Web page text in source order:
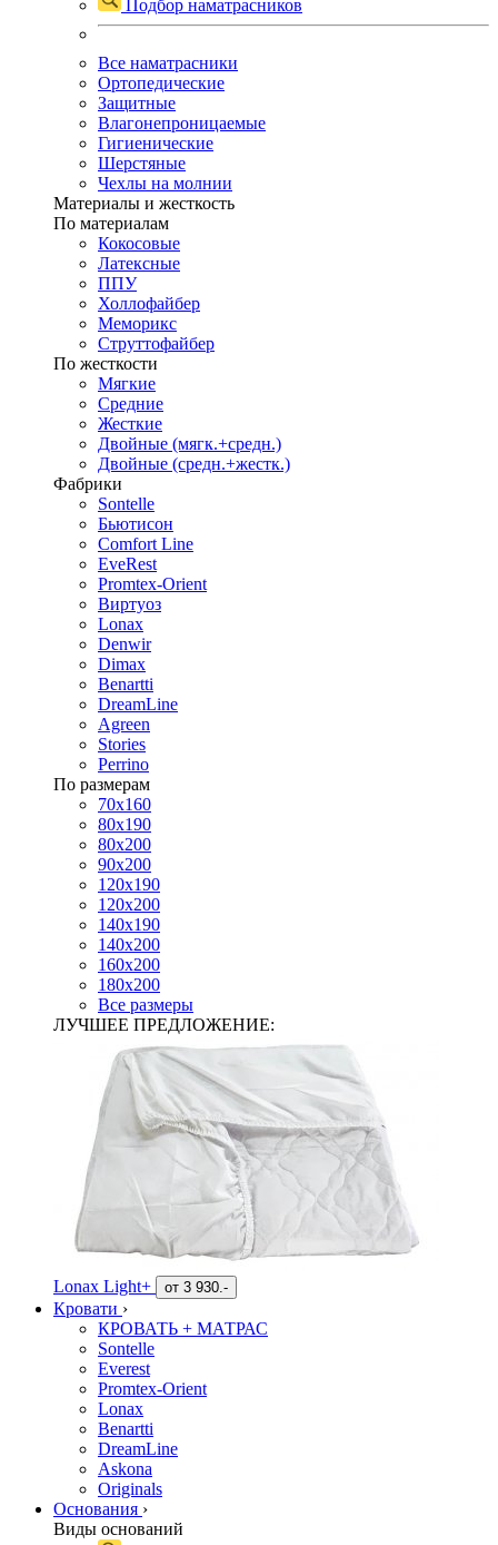
Подбор наматрасников
Все наматрасники
Ортопедические
Защитные
Влагонепроницаемые
Гигиенические
Шерстяные
Чехлы на молнии
Материалы и жесткость
По материалам
Кокосовые
Латексные
ППУ
Холлофайбер
Меморикс
Струттофайбер
По жесткости
Мягкие
Средние
Жесткие
Двойные (мягк.+средн.)
Двойные (средн.+жестк.)
Фабрики
Sontelle
Бьютисон
Comfort Line
EveRest
Promtex-Orient
Виртуоз
Lonax
Denwir
Dimax
Benartti
DreamLine
Agreen
Stories
Perrino
По размерам
70х160
80х190
80х200
90х200
120х190
120х200
140х190
140х200
160х200
180х200
Все размеры
ЛУЧШЕЕ ПРЕДЛОЖЕНИЕ:
Lonax Light+ от 3 930.-
Кровати ›
КРОВАТЬ + МАТРАС
Sontelle
Everest
Promtex-Orient
Lonax
Benartti
DreamLine
Askona
Originals
Основания ›
Виды оснований